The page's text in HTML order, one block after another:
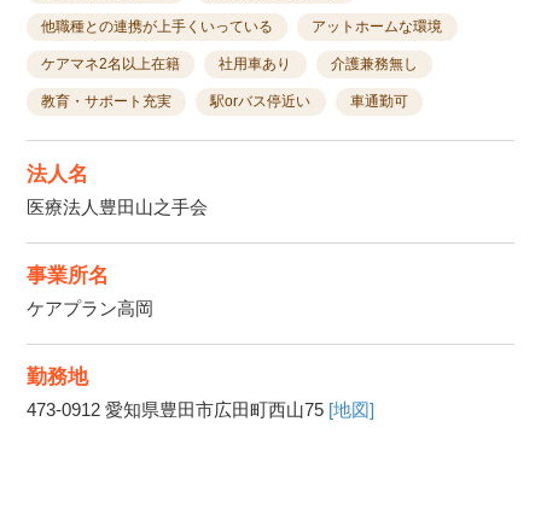
他職種との連携が上手くいっている アットホームな環境
ケアマネ2名以上在籍 社用車あり 介護兼務無し
教育・サポート充実 駅orバス停近い 車通勤可
法人名
医療法人豊田山之手会
事業所名
ケアプラン高岡
勤務地
473-0912 愛知県豊田市広田町西山75 [地図]